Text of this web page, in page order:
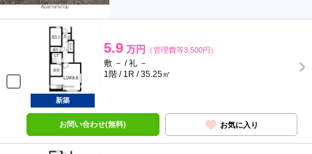
5.9 万円 （管理費等3,500円）
敷 － / 礼 －
1階 / 1R / 35.25㎡
新築
お問い合わせ(無料) お気に入り